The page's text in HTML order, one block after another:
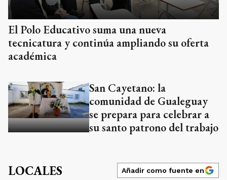
El Polo Educativo suma una nueva
tecnicatura y continúa ampliando su oferta
académica
San Cayetano: la
comunidad de Gualeguay
se prepara para celebrar a
su santo patrono del trabajo
LOCALES Añadir como fuente en